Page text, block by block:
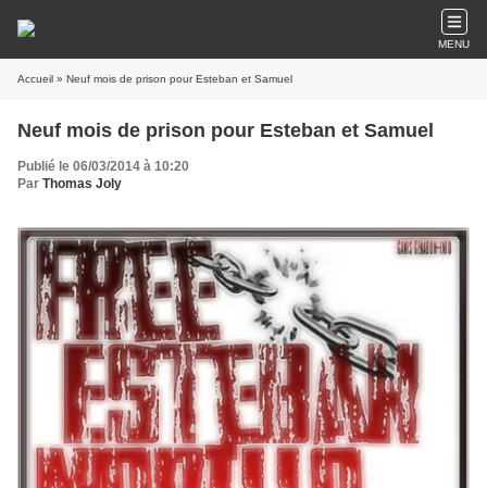
MENU
Accueil » Neuf mois de prison pour Esteban et Samuel
Neuf mois de prison pour Esteban et Samuel
Publié le 06/03/2014 à 10:20
Par Thomas Joly